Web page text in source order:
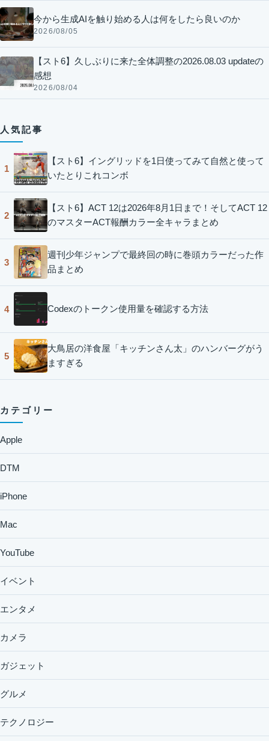
今から生成AIを触り始める人は何をしたら良いのか
2026/08/05
【スト6】久しぶりに来た全体調整の2026.08.03 updateの
感想
2026/08/04
人気記事
1
【スト6】イングリッドを1日使ってみて自然と使って
いたとりこれコンボ
2
【スト6】ACT 12は2026年8月1日まで！そしてACT 12
のマスターACT報酬カラー全キャラまとめ
3
週刊少年ジャンプで最終回の時に巻頭カラーだった作
品まとめ
4 Codexのトークン使用量を確認する方法
5
大鳥居の洋食屋「キッチンさん太」のハンバーグがう
ますぎる
カテゴリー
Apple
DTM
iPhone
Mac
YouTube
イベント
エンタメ
カメラ
ガジェット
グルメ
テクノロジー